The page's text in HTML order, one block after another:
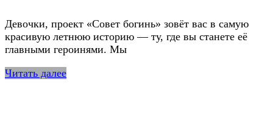
Девочки, проект «Совет богинь» зовёт вас в самую
красивую летнюю историю — ту, где вы станете её
главными героинями. Мы
Читать далее